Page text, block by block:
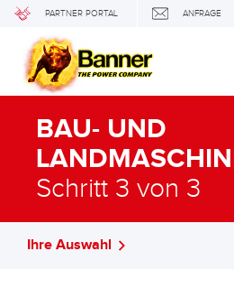
PARTNER PORTAL ANFRAGE
BAU- UND
Schritt 3 von 3
Ihre Auswahl